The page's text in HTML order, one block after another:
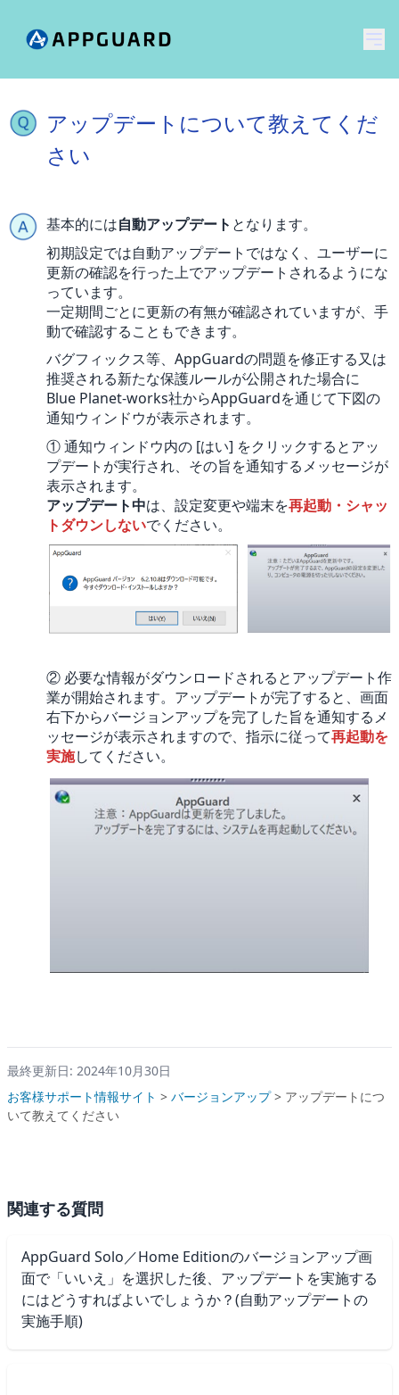
メ
アップデートについて教えてくだ
さい
基本的には自動アップデート となります。
初期設定では自動アップデートではなく、ユーザーに
更新の確認を行った上でアップデートされるようにな
っています。
一定期間ごとに更新の有無が確認されていますが、手
動で確認することもできます。
バグフィックス等、AppGuardの問題を修正する又は
推奨される新たな保護ルールが公開された場合に
Blue Planet-works社からAppGuardを通じて下図の
通知ウィンドウが表示されます。
① 通知ウィンドウ内の [はい] をクリックするとアッ
プデートが実行され、その旨を通知するメッセージが
表示されます。
アップデート中は、設定変更や端末を再起動・シャッ
トダウンしないでください。
② 必要な情報がダウンロードされるとアップデート作
業が開始されます。アップデートが完了すると、画面
右下からバージョンアップを完了した旨を通知するメ
ッセージが表示されますので、指示に従って再起動を
実施してください。
最終更新日: 2024年10月30日
お客様サポート情報サイト > バージョンアップ> アップデートにつ
いて教えてください
関連する質問
AppGuard Solo／Home Editionのバージョンアップ画
面で「いいえ」を選択した後、アップデートを実施する
にはどうすればよいでしょうか？(自動アップデートの
実施手順)